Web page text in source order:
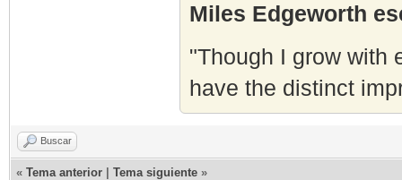
Miles Edgeworth
"Though I grow with
have the distinct
Buscar
« Tema anterior Tema siguiente »